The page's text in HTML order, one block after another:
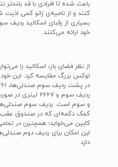
باعث شده تا افرادی با قد بلندتر
کنند و از ناحیه‌ی زانو کمی
بسیاری از رقبای اسکالید ردیف
خود ارائه می‌کنند.
از نظر فضای بار، اسکالید را
ردیف سوم و 2667
و سوم است. ردیف سوم
کمک دکمه‌ای که در صندوق عقب
کابین می‌خوابد؛ همچنین در
این امکان برای ردیف دوم
دارد.